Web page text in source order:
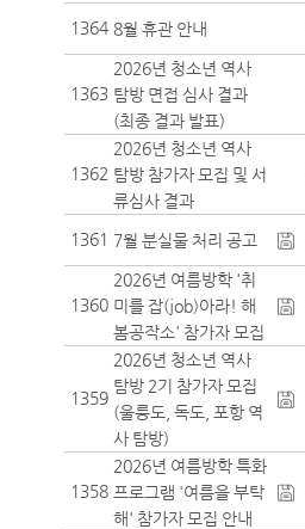
1364 8월 휴관 안내
1363
2026년 청소년 역사
탐방 면접 심사 결과
(최종 결과 발표)
1362
2026년 청소년 역사
탐방 참가자 모집 및 서
류심사 결과
1361 7월 분실물 처리 공고
1360
2026년 여름방학 '취
미를 잡(job)아라! 해
봄공작소' 참가자 모집
1359
2026년 청소년 역사
탐방 2기 참가자 모집
(울릉도, 독도, 포항 역
사 탐방)
1358
2026년 여름방학 특화
프로그램 '여름을 부탁
해' 참가자 모집 안내